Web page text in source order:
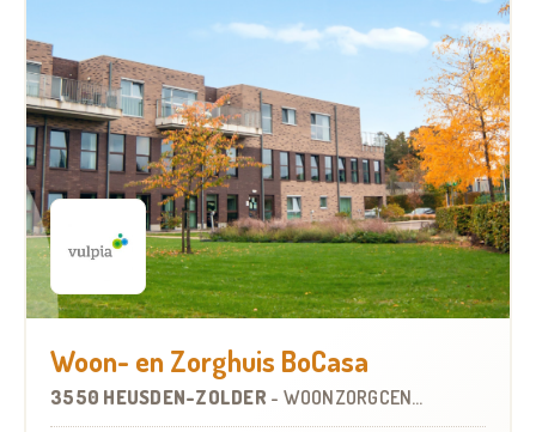
Woon- en Zorghuis BoCasa
3550 HEUSDEN-ZOLDER - WOONZORGCENTRUM (WZC)